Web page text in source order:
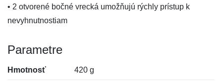
• 2 otvorené bočné vrecká umožňujú rýchly prístup k
nevyhnutnostiam
Parametre
Hmotnosť 420 g